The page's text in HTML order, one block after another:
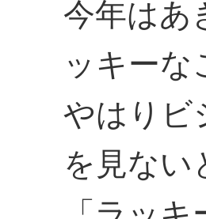
今年はあ
ッキーな
やはりビ
を見ない